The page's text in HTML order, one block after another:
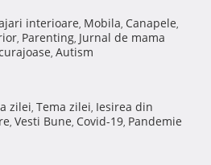
interioare, Mobila, Canapele,
, Parenting, Jurnal de mama
, Autism
zilei, Tema zilei, Iesirea din
, Vesti Bune, Covid-19, Pandemie